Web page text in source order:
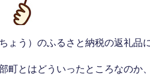
ょう）のふるさと納税の返礼品
町とはどういったところなのか